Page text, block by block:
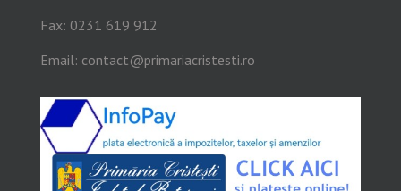
Fax: 0231 619 912
Email: contact@primariacristesti.ro